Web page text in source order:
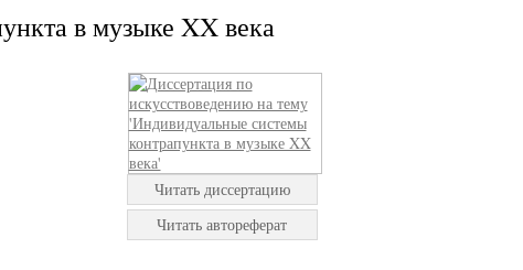
в музыке XX века
Читать диссертацию
Читать автореферат